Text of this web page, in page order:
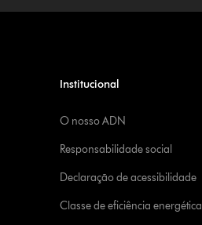
Institucional
O nosso ADN
Responsabilidade social
Declaração de acessibilidade
Classe de eficiência energética